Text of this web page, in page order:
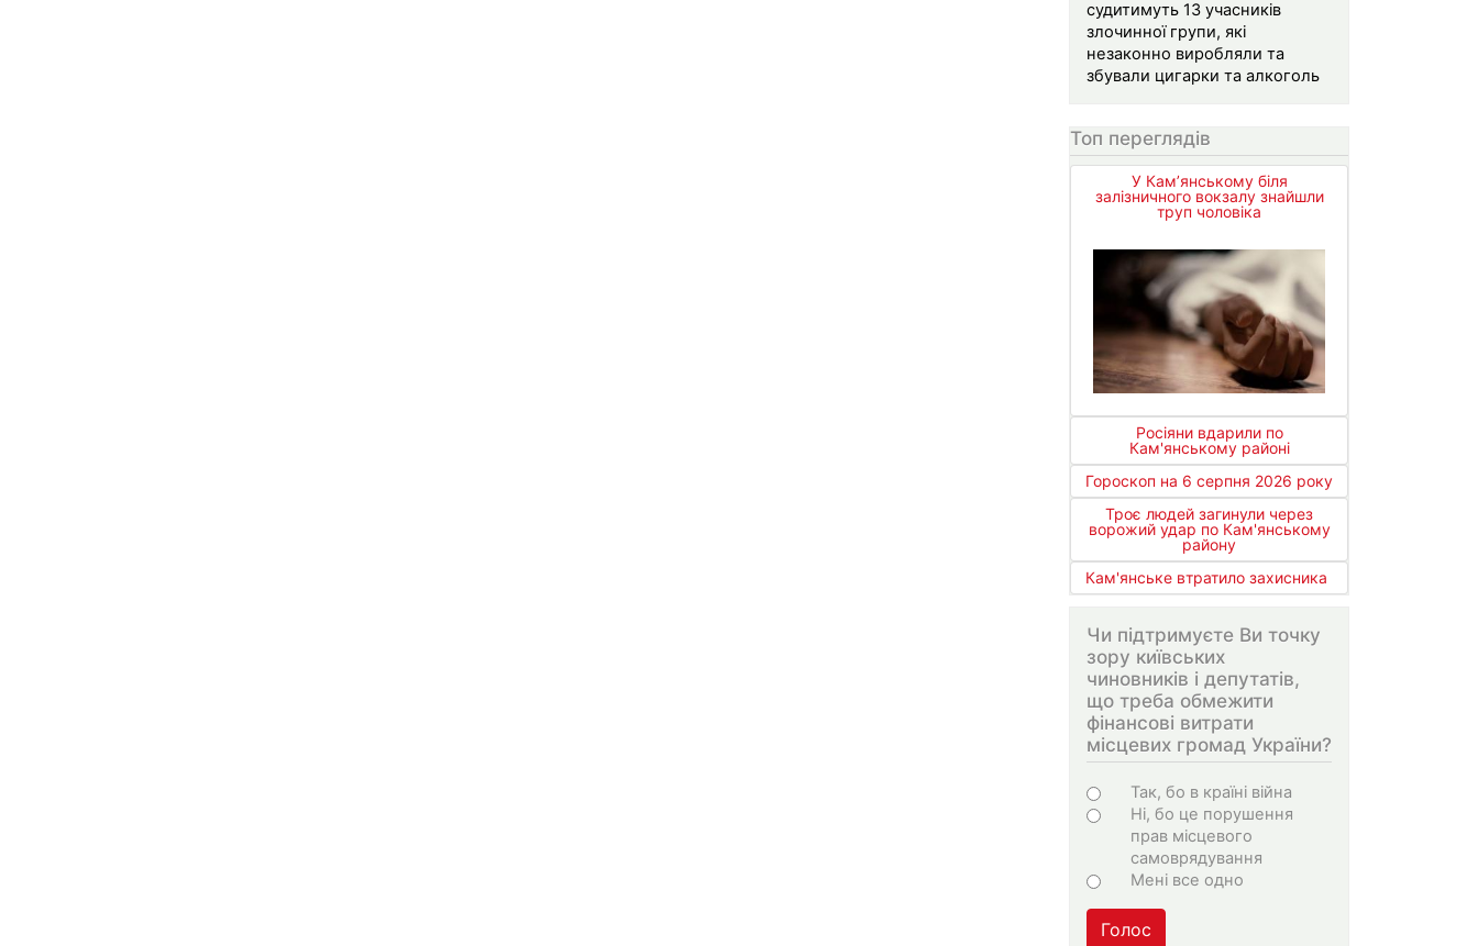
судитимуть 13 учасників
злочинної групи, які
незаконно виробляли та
збували цигарки та алкоголь
Топ переглядів
У Кам’янському біля
залізничного вокзалу знайшли
труп чоловіка
Росіяни вдарили по
Кам'янському районі
Гороскоп на 6 серпня 2026 року
Троє людей загинули через
ворожий удар по Кам'янському
району
Кам'янське втратило захисника
Чи підтримуєте Ви точку
зору київських
чиновників і депутатів,
що треба обмежити
фінансові витрати
місцевих громад України?
Варіанти
Так, бо в країні війна
Ні, бо це порушення
прав місцевого
самоврядування
Мені все одно
Голос